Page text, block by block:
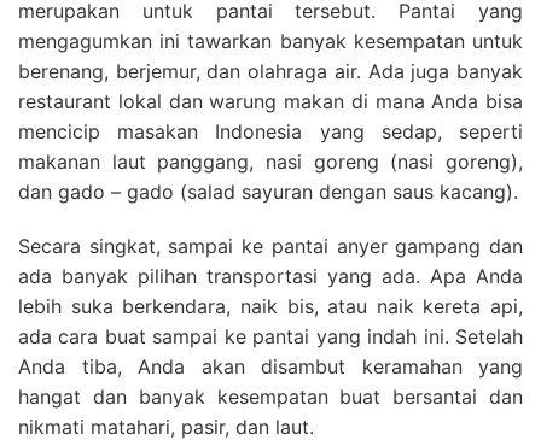
merupakan untuk pantai tersebut. Pantai yang
mengagumkan ini tawarkan banyak kesempatan untuk
berenang, berjemur, dan olahraga air. Ada juga banyak
restaurant lokal dan warung makan di mana Anda bisa
mencicip masakan Indonesia yang sedap, seperti
makanan laut panggang, nasi goreng (nasi goreng),
dan gado – gado (salad sayuran dengan saus kacang).
Secara singkat, sampai ke pantai anyer gampang dan
ada banyak pilihan transportasi yang ada. Apa Anda
lebih suka berkendara, naik bis, atau naik kereta api,
ada cara buat sampai ke pantai yang indah ini. Setelah
Anda tiba, Anda akan disambut keramahan yang
hangat dan banyak kesempatan buat bersantai dan
nikmati matahari, pasir, dan laut.